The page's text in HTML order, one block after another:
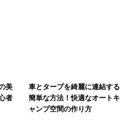
美
者
車とタープを綺麗に連結する
簡単な方法！快適なオートキ
ャンプ空間の作り方